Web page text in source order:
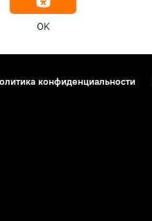
OK
конфиденциальности